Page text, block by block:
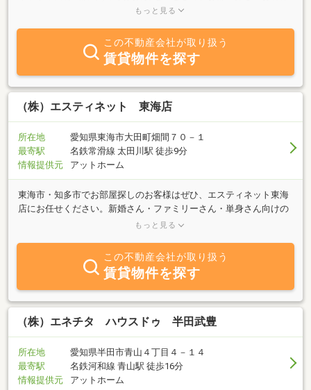
から物件を貸したいオーナー様のご相談まで承っております。また
貸のみならず、売買、賃貸管理、外壁改修、室内リフォーム等トー
タルにサポートさせていただきます。「地域貢献」・「お客様満
足」を第一に考え、きめ細やかなサービスで、お客様の立場に立っ
てお手伝いをさせて頂きます。青山駅より徒歩2分。 大駐車場完
備しておりますので、お気軽にお立ち寄り下さい。
もっと見る
この不動産会社が取り扱う
賃貸物件を探す
（株）エスティネット 東海店
所在地
愛知県東海市大田町畑間７０－１
最寄駅
名鉄常滑線 太田川駅 徒歩9分
情報提供元
アットホーム
東海市・知多市でお部屋探しのお客様はぜひ、エスティネット東海
店にお任せください。新婚さん・ファミリーさん・単身さん向けの
物件を豊富に取り揃えています。地域のことに詳しいスタッフがお
川駅（北出口）から東へ徒歩9分にございます。賃貸仲介を主とし
て、お部屋探しのお客様から物件を貸したいオーナー様のご相談ま
で承っております。また建築から始まった当社ですが、専門家が多
数在籍しております。賃貸のみならず、売買、賃貸管理、外壁改
修、室内リフォーム等トータルにサポートさせていただきます、事
業用のテナント、定期借地も取り扱っております。土地探しもご依
日々の生活に住まいを通して少しの潤いを。笑顔でご来店をお待ち
しております！
もっと見る
この不動産会社が取り扱う
賃貸物件を探す
（株）エネチタ ハウスドゥ 半田武豊
所在地
愛知県半田市青山４丁目４－１４
最寄駅
名鉄河和線 青山駅 徒歩16分
情報提供元
アットホーム